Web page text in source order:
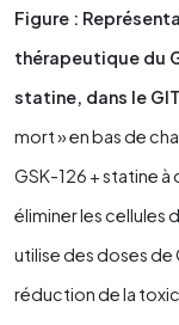
Figure :
thérapeutique du
statine, dans le
mort » en bas de
GSK-126 + statine
éliminer les cellules
utilise des doses de
réduction de la